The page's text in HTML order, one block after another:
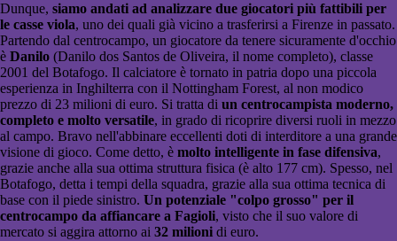
Dunque, siamo andati ad analizzare due giocatori più fattibili per
le casse viola, uno dei quali già vicino a trasferirsi a Firenze in passato.
Partendo dal centrocampo, un giocatore da tenere sicuramente d'occhio
è Danilo (Danilo dos Santos de Oliveira, il nome completo), classe
2001 del Botafogo. Il calciatore è tornato in patria dopo una piccola
esperienza in Inghilterra con il Nottingham Forest, al non modico
prezzo di 23 milioni di euro. Si tratta di un centrocampista moderno,
completo e molto versatile, in grado di ricoprire diversi ruoli in mezzo
al campo. Bravo nell'abbinare eccellenti doti di interditore a una grande
visione di gioco. Come detto, è molto intelligente in fase difensiva,
grazie anche alla sua ottima struttura fisica (è alto 177 cm). Spesso, nel
Botafogo, detta i tempi della squadra, grazie alla sua ottima tecnica di
base con il piede sinistro. Un potenziale "colpo grosso" per il
centrocampo da affiancare a Fagioli, visto che il suo valore di
mercato si aggira attorno ai 32 milioni di euro.